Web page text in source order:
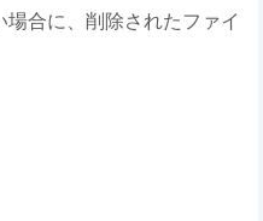
合に、削除されたファイ